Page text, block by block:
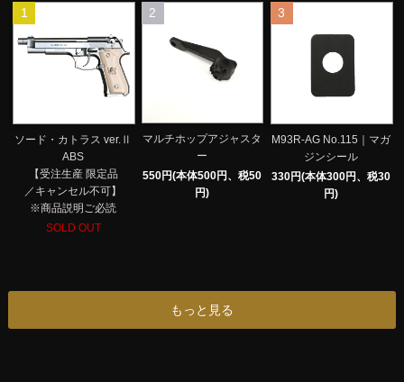
1
ソード・カトラス ver.Ⅱ
ABS
【受注生産 限定品
／キャンセル不可】
※商品説明ご必読
SOLD OUT
2
マルチホップアジャスタ
ー
550円(本体500円、税50
円)
3
M93R-AG No.115｜マガ
ジンシール
330円(本体300円、税30
円)
もっと見る